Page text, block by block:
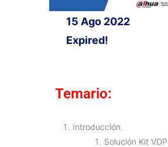
15 Ago 2022
Expired!
Temario:
Introducción.
Solución Kit